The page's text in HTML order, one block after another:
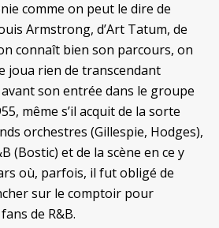
comme on peut le dire de
Armstrong, d’Art Tatum, de
connaît bien son parcours, on
joua rien de transcendant
son entrée dans le groupe
même s’il acquit de la sorte
orchestres (Gillespie, Hodges),
(Bostic) et de la scène en ce y
où, parfois, il fut obligé de
sur le comptoir pour
de R&B.